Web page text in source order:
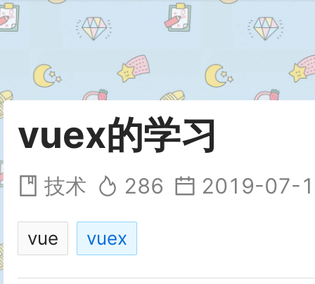
vuex的学习
技术 286 2019-07-
vue vuex